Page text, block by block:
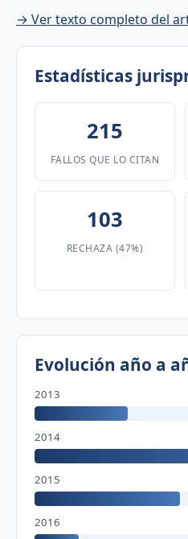
→ Ver texto completo del
Estadísticas
215
FALLOS QUE LO CITAN
103
RECHAZA (47%)
Evolución año a
2013
2014
2015
2016